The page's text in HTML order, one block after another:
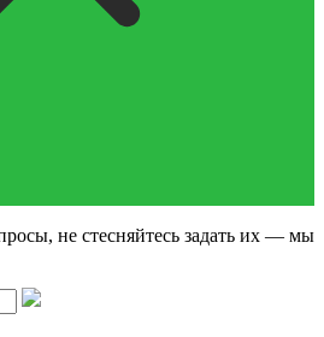
не стесняйтесь задать их — мы